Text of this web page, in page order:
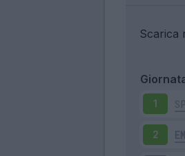
Scarica
1
2